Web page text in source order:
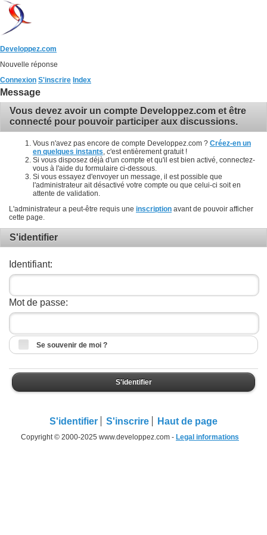
Developpez.com
Nouvelle réponse
Connexion S'inscrire Index
Message
Vous devez avoir un compte Developpez.com et être
connecté pour pouvoir participer aux discussions.
Vous n'avez pas encore de compte Developpez.com ? Créez-en un
en quelques instants , c'est entièrement gratuit !
Si vous disposez déjà d'un compte et qu'il est bien activé, connectez-
vous à l'aide du formulaire ci-dessous.
Si vous essayez d'envoyer un message, il est possible que
l'administrateur ait désactivé votre compte ou que celui-ci soit en
attente de validation.
L'administrateur a peut-être requis une inscription avant de pouvoir afficher
cette page.
S'identifier
Identifiant:
Mot de passe:
Se souvenir de moi ?
S'identifier
S'identifier S'inscrire Haut de page
Copyright © 2000-2025 www.developpez.com - Legal informations